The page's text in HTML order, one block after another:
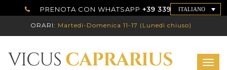
ITALIANO
PRENOTA CON WHATSAPP +39 339 7786192
ORARI: Martedì-Domenica 11-17 (Lunedì chiuso)